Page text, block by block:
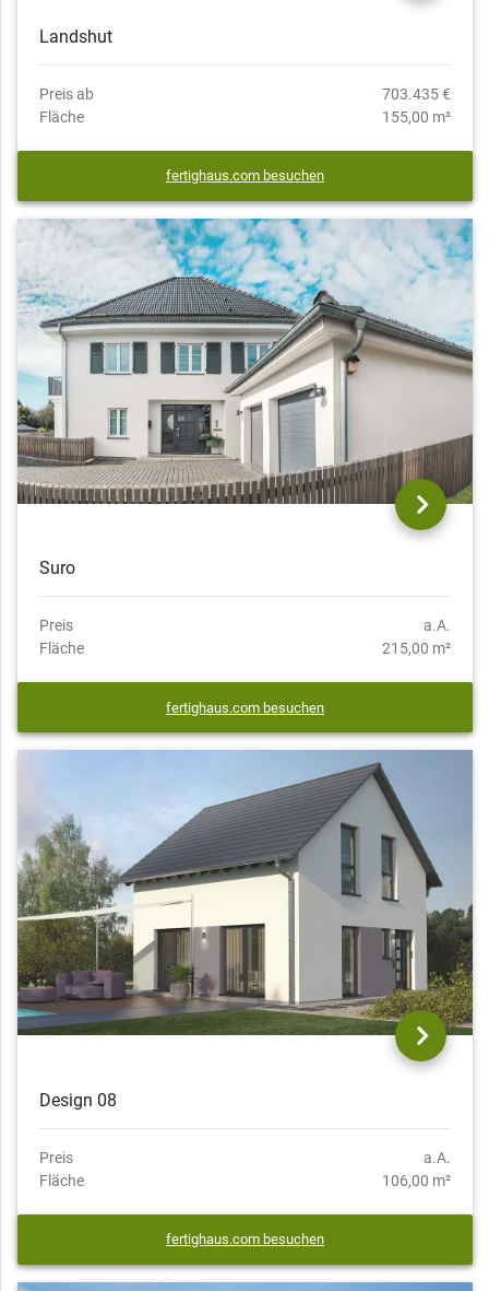
Landshut
Preis ab
703.435 €
Fläche
155,00 m²
fertighaus.com besuchen
Suro
Preis
a.A.
Fläche
215,00 m²
fertighaus.com besuchen
Design 08
Preis
a.A.
Fläche
106,00 m²
fertighaus.com besuchen